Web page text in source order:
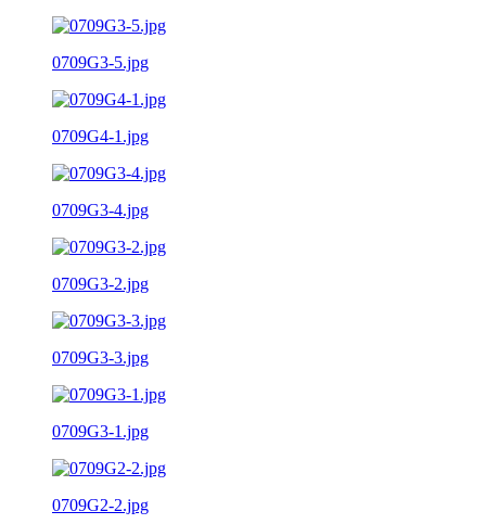
0709G3-5.jpg
0709G4-1.jpg
0709G3-4.jpg
0709G3-2.jpg
0709G3-3.jpg
0709G3-1.jpg
0709G2-2.jpg